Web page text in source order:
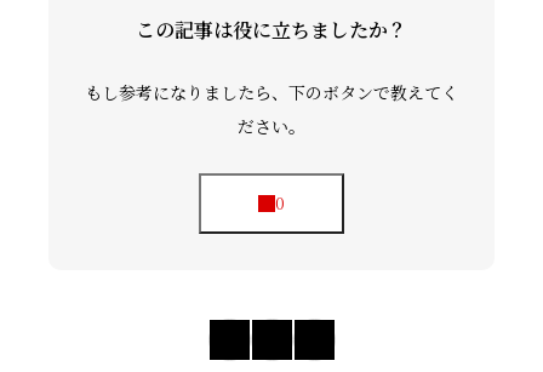
この記事は役に立ちましたか？
もし参考になりましたら、下のボタンで教えてく
ださい。